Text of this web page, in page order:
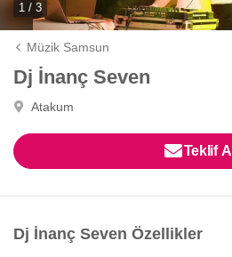
1 / 3
Müzik Samsun
Dj İnanç Seven
Atakum
Teklif Al
Dj İnanç Seven Özellikler